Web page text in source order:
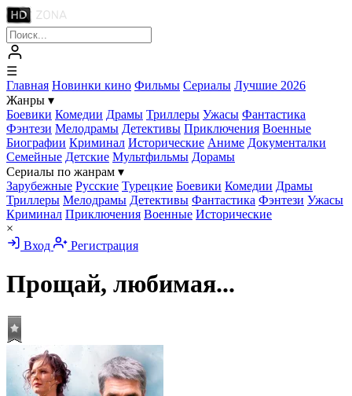
☰
Главная Новинки кино Фильмы Сериалы Лучшие 2026
Жанры ▾
Боевики Комедии Драмы Триллеры Ужасы Фантастика
Фэнтези Мелодрамы Детективы Приключения Военные
Биографии Криминал Исторические Аниме Документалки
Семейные Детские Мультфильмы Дорамы
Сериалы по жанрам ▾
Зарубежные Русские Турецкие Боевики Комедии Драмы
Триллеры Мелодрамы Детективы Фантастика Фэнтези Ужасы
Криминал Приключения Военные Исторические
×
Вход
Регистрация
Прощай, любимая...